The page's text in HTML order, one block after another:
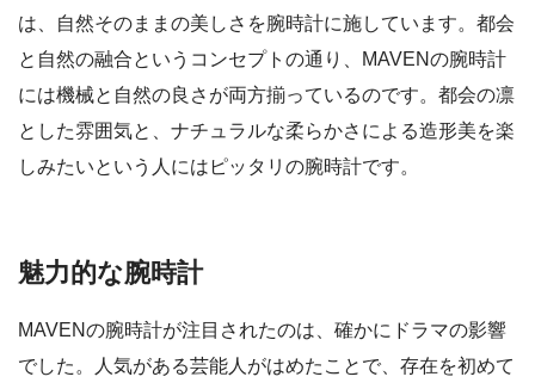
は、自然そのままの美しさを腕時計に施しています。都会
と自然の融合というコンセプトの通り、MAVENの腕時計
には機械と自然の良さが両方揃っているのです。都会の凛
とした雰囲気と、ナチュラルな柔らかさによる造形美を楽
しみたいという人にはピッタリの腕時計です。
魅力的な腕時計
MAVENの腕時計が注目されたのは、確かにドラマの影響
でした。人気がある芸能人がはめたことで、存在を初めて